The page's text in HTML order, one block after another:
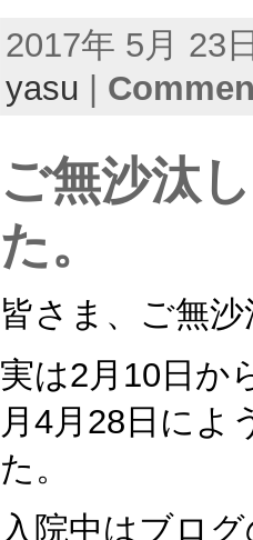
2017年 5月 23
yasu |
ご無沙汰
た。
皆さま、ご無
実は2月10日か
月4月28日によ
た。
入院中はブロ